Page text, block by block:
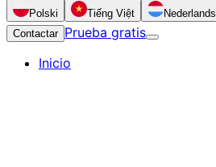
Polski
Tiếng Việt Nederlands
Contactar Prueba gratis
Inicio